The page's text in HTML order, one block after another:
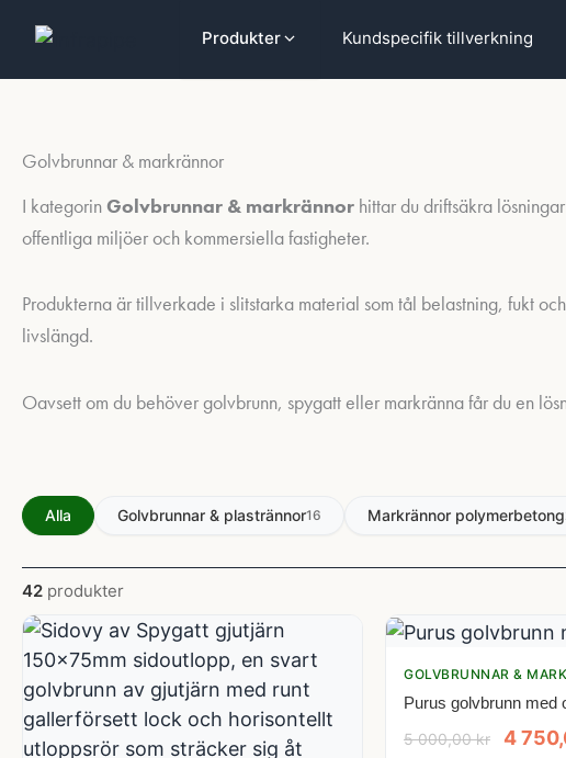
innehåll
Produkter Kundspecifik tillverkning
Golvbrunnar & markrännor
I kategorinGolvbrunnar & markrännor hittar du driftsäkra
offentliga miljöer och kommersiella fastigheter.
Produkterna är tillverkade i slitstarka material som tål belastning, fukt
livslängd.
Oavsett om du behöver golvbrunn, spygatt eller markränna får du en
Alla Golvbrunnar & plastrännor16 Markrännor polymerbetong
42 produkter
GOLVBRUNNAR &
Purus golvbrunn med
5 000,00kr 4